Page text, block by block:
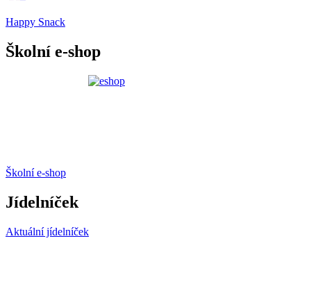
Happy Snack
Školní e-shop
Školní e-shop
Jídelníček
Aktuální jídelníček